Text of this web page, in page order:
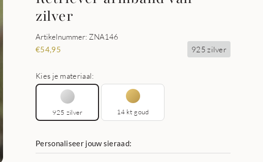
zilver
Artikelnummer: ZNA146
€54,95 925 zilver
Kies je materiaal:
925 zilver 14 kt goud
Personaliseer jouw sieraad: